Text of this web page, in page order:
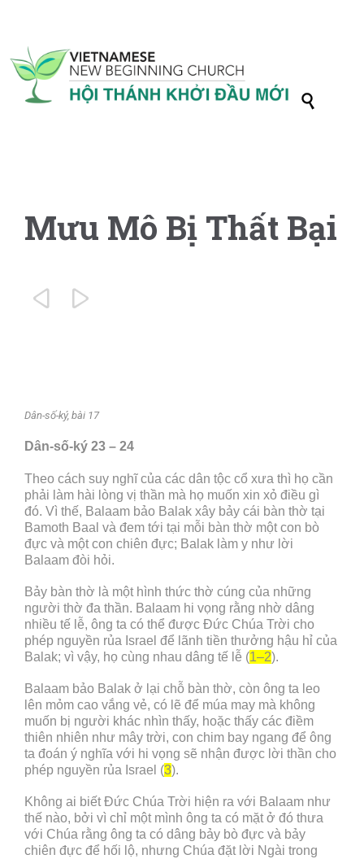

Mưu Mô Bị Thất Bại
 
Dân-số-ký, bài 17
Dân-số-ký 23 – 24
Theo cách suy nghĩ của các dân tộc cổ xưa thì họ cần
phải làm hài lòng vị thần mà họ muốn xin xỏ điều gì
đó. Vì thế, Balaam bảo Balak xây bảy cái bàn thờ tại
Bamoth Baal và đem tới tại mỗi bàn thờ một con bò
đực và một con chiên đực; Balak làm y như lời
Balaam đòi hỏi.
Bảy bàn thờ là một hình thức thờ cúng của những
người thờ đa thần. Balaam hi vọng rằng nhờ dâng
nhiều tế lễ, ông ta có thể được Đức Chúa Trời cho
phép nguyền rủa Israel để lãnh tiền thưởng hậu hỉ của
Balak; vì vậy, họ cùng nhau dâng tế lễ (1–2).
Balaam bảo Balak ở lại chỗ bàn thờ, còn ông ta leo
lên mỏm cao vắng vẻ, có lẽ để múa may mà không
muốn bị người khác nhìn thấy, hoặc thấy các điềm
thiên nhiên như mây trời, con chim bay ngang để ông
ta đoán ý nghĩa với hi vọng sẽ nhận được lời thần cho
phép nguyền rủa Israel (3).
Không ai biết Đức Chúa Trời hiện ra với Balaam như
thế nào, bởi vì chỉ một mình ông ta có mặt ở đó thưa
với Chúa rằng ông ta có dâng bảy bò đực và bảy
chiên đực để hối lộ, nhưng Chúa đặt lời Ngài trong